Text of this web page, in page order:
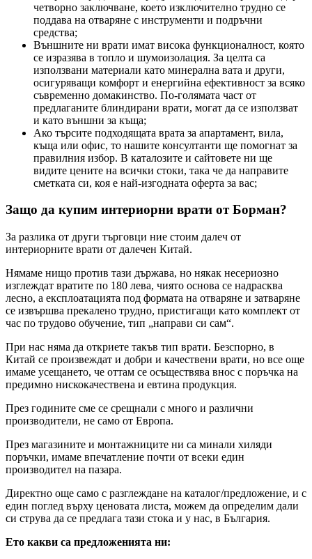
четворно заключване, което изключително трудно се
поддава на отваряне с инструменти и подръчни
средства;
Външните ни врати имат висока функционалност, която
се изразява в топло и шумоизолация. За целта са
използвани материали като минерална вата и други,
осигуряващи комфорт и енергийна ефективност за всяко
съвременно домакинство. По-голямата част от
предлаганите блиндирани врати, могат да се използват
и като външни за къща;
Ако търсите подходящата врата за апартамент, вила,
къща или офис, то нашите консултанти ще помогнат за
правилния избор. В каталозите и сайтовете ни ще
видите цените на всички стоки, така че да направите
сметката си, коя е най-изгодната оферта за вас;
Защо да купим интериорни врати от Борман?
За разлика от други търговци ние стоим далеч от
интериорните врати от далечен Китай.
Нямаме нищо против тази държава, но някак несериозно
изглеждат вратите по 180 лева, чиято основа се надрасква
лесно, а експлоатацията под формата на отваряне и затваряне
се извършва прекалено трудно, пристигащи като комплект от
час по трудово обучение, тип „направи си сам“.
При нас няма да откриете такъв тип врати. Безспорно, в
Китай се произвеждат и добри и качествени врати, но все още
имаме усещането, че оттам се осъществява внос с поръчка на
предимно нискокачествена и евтина продукция.
През годините сме се срещнали с много и различни
производители, не само от Европа.
През магазините и монтажниците ни са минали хиляди
поръчки, имаме впечатление почти от всеки един
производител на пазара.
Директно още само с разглеждане на каталог/предложение, и с
един поглед върху ценовата листа, можем да определим дали
си струва да се предлага тази стока и у нас, в България.
Ето какви са предложенията ни: